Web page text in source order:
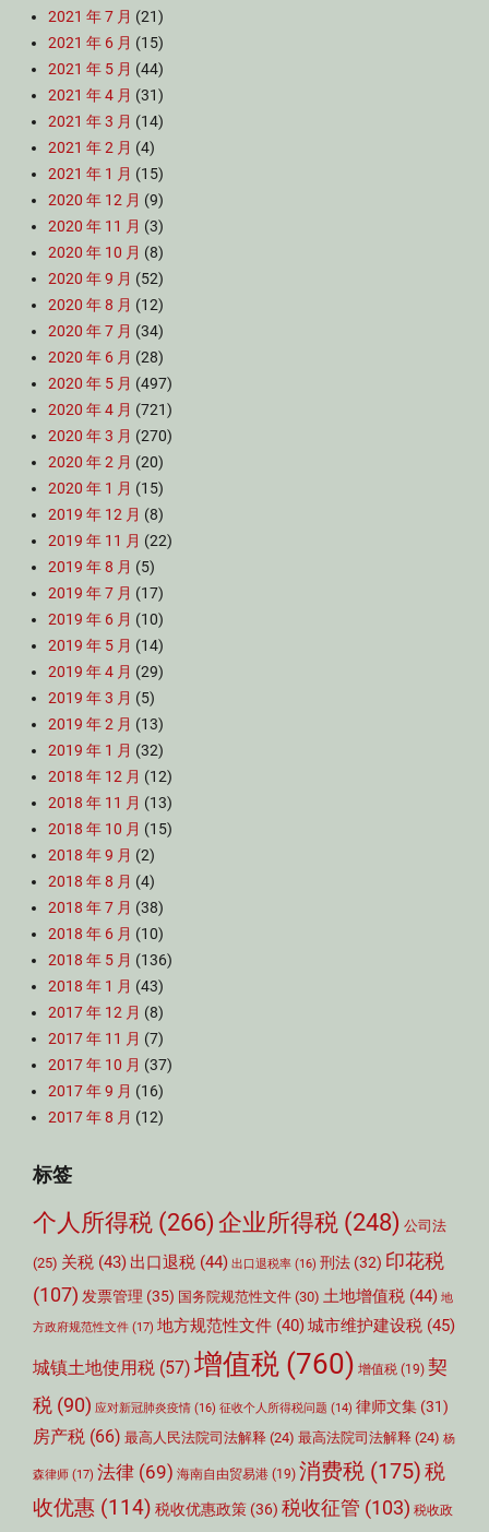
2021 年 7 月 (21)
2021 年 6 月 (15)
2021 年 5 月 (44)
2021 年 4 月 (31)
2021 年 3 月 (14)
2021 年 2 月 (4)
2021 年 1 月 (15)
2020 年 12 月 (9)
2020 年 11 月 (3)
2020 年 10 月 (8)
2020 年 9 月 (52)
2020 年 8 月 (12)
2020 年 7 月 (34)
2020 年 6 月 (28)
2020 年 5 月 (497)
2020 年 4 月 (721)
2020 年 3 月 (270)
2020 年 2 月 (20)
2020 年 1 月 (15)
2019 年 12 月 (8)
2019 年 11 月 (22)
2019 年 8 月 (5)
2019 年 7 月 (17)
2019 年 6 月 (10)
2019 年 5 月 (14)
2019 年 4 月 (29)
2019 年 3 月 (5)
2019 年 2 月 (13)
2019 年 1 月 (32)
2018 年 12 月 (12)
2018 年 11 月 (13)
2018 年 10 月 (15)
2018 年 9 月 (2)
2018 年 8 月 (4)
2018 年 7 月 (38)
2018 年 6 月 (10)
2018 年 5 月 (136)
2018 年 1 月 (43)
2017 年 12 月 (8)
2017 年 11 月 (7)
2017 年 10 月 (37)
2017 年 9 月 (16)
2017 年 8 月 (12)
标签
个人所得税 (266) 企业所得税 (248) 公司法
(25) 关税 (43) 出口退税 (44) 出口退税率 (16) 刑法 (32) 印花税
(107) 发票管理 (35) 国务院规范性文件 (30) 土地增值税 (44) 地
方政府规范性文件 (17) 地方规范性文件 (40)城市维护建设税 (45)
城镇土地使用税 (57) 增值税 (760) 增值税 (19) 契
税 (90) 应对新冠肺炎疫情 (16) 征收个人所得税问题 (14) 律师文集 (31)
房产税 (66) 最高人民法院司法解释 (24) 最高法院司法解释 (24) 杨
森律师 (17) 法律 (69) 海南自由贸易港 (19) 消费税 (175)税
收优惠 (114) 税收优惠政策 (36) 税收征管 (103) 税收政